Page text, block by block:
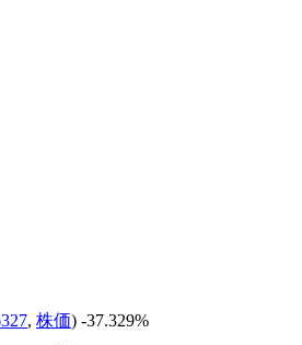
, 株価) -37.329%